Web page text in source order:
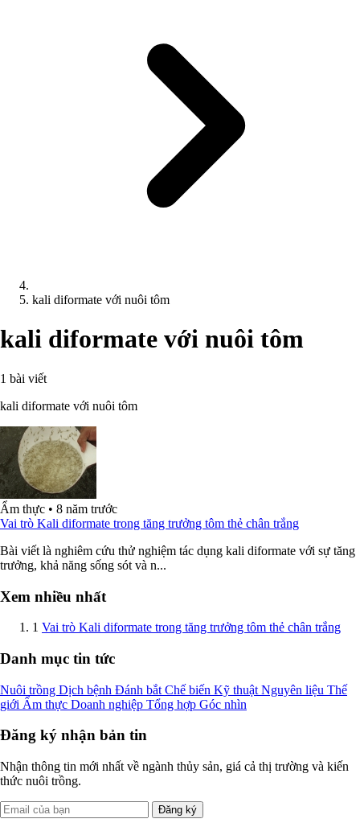
kali diformate với nuôi tôm
kali diformate với nuôi tôm
1 bài viết
kali diformate với nuôi tôm
Ẩm thực • 8 năm trước
Vai trò Kali diformate trong tăng trưởng tôm thẻ chân trắng
Bài viết là nghiêm cứu thử nghiệm tác dụng kali diformate với sự tăng
trưởng, khả năng sống sót và n...
Xem nhiều nhất
1 Vai trò Kali diformate trong tăng trưởng tôm thẻ chân trắng
Danh mục tin tức
Nuôi trồng Dịch bệnh Đánh bắt Chế biến Kỹ thuật Nguyên liệu Thế
giới Ẩm thực Doanh nghiệp Tổng hợp Góc nhìn
Đăng ký nhận bản tin
Nhận thông tin mới nhất về ngành thủy sản, giá cả thị trường và kiến
thức nuôi trồng.
Đăng ký